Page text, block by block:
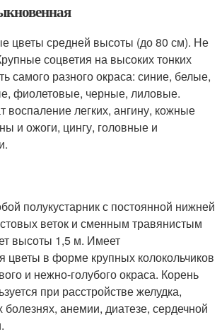
цветы средней высоты (до 80 см). Не
соцветия на высоких тонких
самого разного окраса: синие, белые,
фиолетовые, черные, лиловые.
воспаление легких, ангину, кожные
и ожоги, цингу, головные и
полукустарник с постоянной нижней
веток и сменным травянистым
высоты 1,5 м. Имеет
в форме крупных колокольчиков
и нежно-голубого окраса. Корень
при расстройстве желудка,
болезнях, анемии, диатезе, сердечной